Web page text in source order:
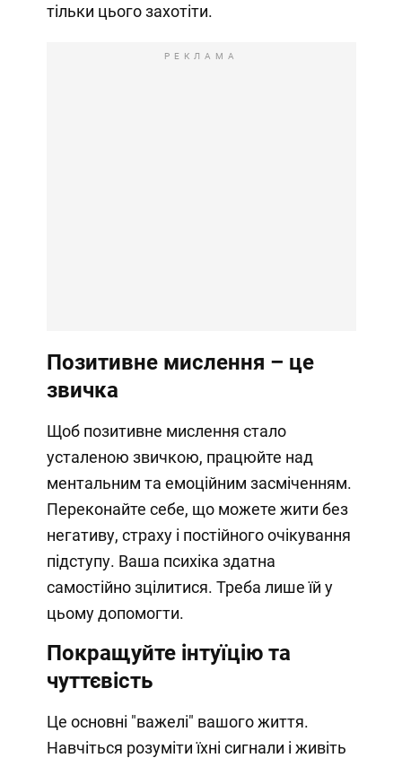
тільки цього захотіти.
РЕКЛАМА
Позитивне мислення – це
звичка
Щоб позитивне мислення стало
усталеною звичкою, працюйте над
ментальним та емоційним засміченням.
Переконайте себе, що можете жити без
негативу, страху і постійного очікування
підступу. Ваша психіка здатна
самостійно зцілитися. Треба лише їй у
цьому допомогти.
Покращуйте інтуїцію та
чуттєвість
Це основні "важелі" вашого життя.
Навчіться розуміти їхні сигнали і живіть